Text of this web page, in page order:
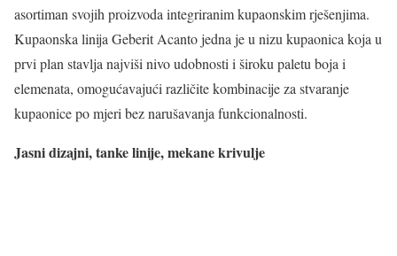
asortiman svojih proizvoda integriranim kupaonskim rješenjima.
Kupaonska linija Geberit Acanto jedna je u nizu kupaonica koja u
prvi plan stavlja najviši nivo udobnosti i široku paletu boja i
elemenata, omogućavajući različite kombinacije za stvaranje
kupaonice po mjeri bez narušavanja funkcionalnosti.
Jasni dizajni, tanke linije, mekane krivulje